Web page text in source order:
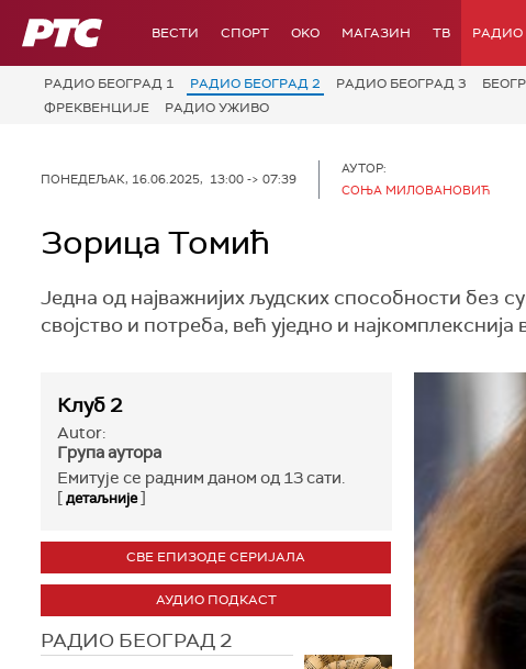
РТС ВЕСТИ СПОРТ OKO МАГАЗИН ТВ РАДИО
РАДИО БЕОГРАД 1 РАДИО БЕОГРАД 2 РАДИО БЕОГРАД 3
ФРЕКВЕНЦИЈЕ
РАДИО УЖИВО
ПОНЕДЕЉАК, 16.06.2025, 13:00 -> 07:39
АУТОР:
СОЊА МИЛОВАНОВИЋ
Зорицa Томић
Једна од најважнијих људских способности без
својство и потреба, већ уједно и најкомплекснија
Клуб 2
Autor:
Група аутора
Емитује се радним даном од 13 сати.
[детаљније]
СВЕ ЕПИЗОДЕ СЕРИЈАЛА
АУДИО ПОДКАСТ
РАДИО БЕОГРАД 2